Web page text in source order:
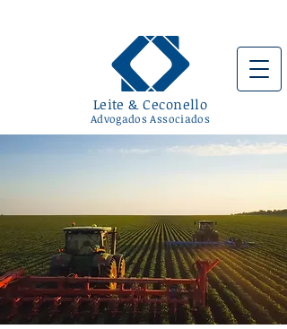
Leite & Ceconello
Advogados Associados